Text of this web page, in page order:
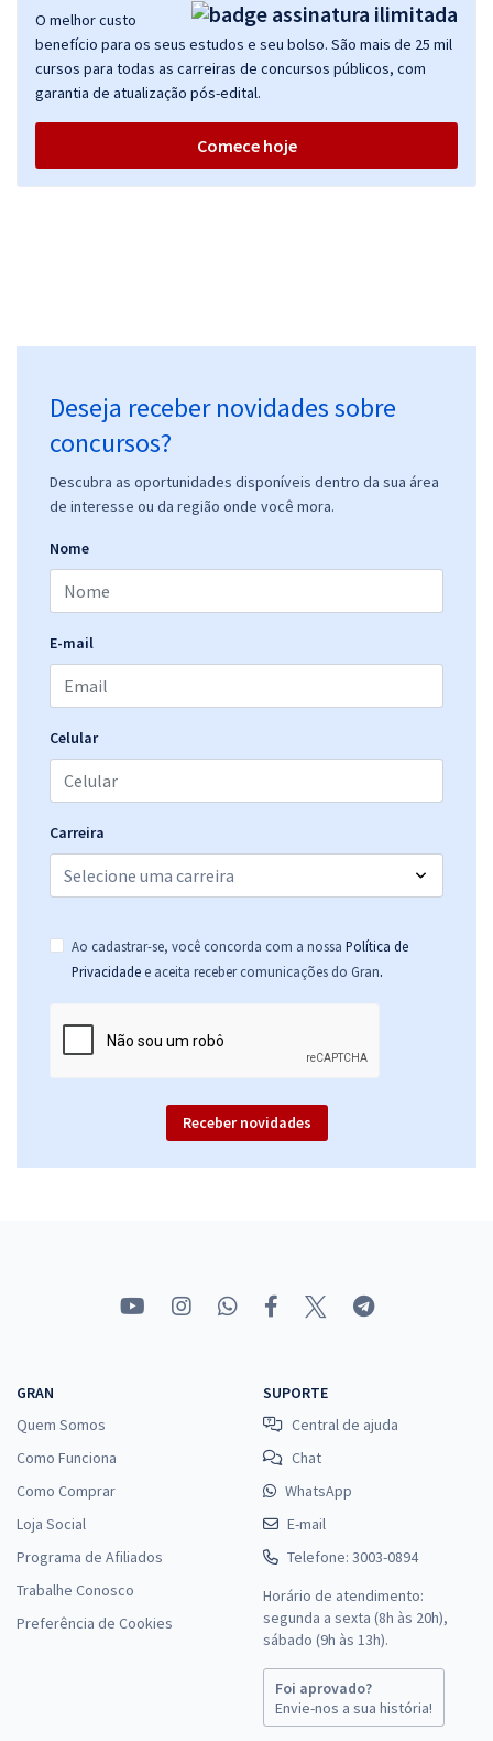
O melhor custo
benefício para os seus estudos e seu bolso. São mais de 25 mil
cursos para todas as carreiras de concursos públicos, com
garantia de atualização pós-edital.
Comece hoje
Deseja receber novidades sobre
concursos?
Descubra as oportunidades disponíveis dentro da sua área
de interesse ou da região onde você mora.
Nome
E-mail
Celular
Carreira
Ao cadastrar-se, você concorda com a nossa Política de
Privacidade e aceita receber comunicações do Gran.
Receber novidades
GRAN
Quem Somos
Como Funciona
Como Comprar
Loja Social
Programa de Afiliados
Trabalhe Conosco
Preferência de Cookies
SUPORTE
Central de ajuda
Chat
WhatsApp
E-mail
Telefone: 3003-0894
Horário de atendimento:
segunda a sexta (8h às 20h),
sábado (9h às 13h).
Foi aprovado?
Envie-nos a sua história!